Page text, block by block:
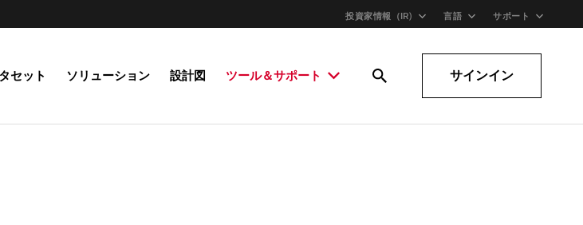
投資家情報（IR) 言語 サポート
セット ソリューション 設計図 ツール＆サポート サインイン